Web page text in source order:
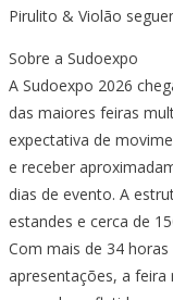
Pirulito & Violão
Sobre a Sudoexpo
A Sudoexpo 2026
das maiores feiras
expectativa de
e receber
dias de evento. A
estandes e cerca de
Com mais de 34
apresentações, a